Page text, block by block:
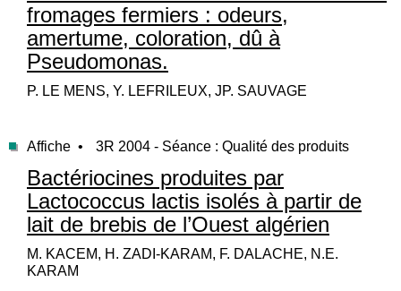
fromages fermiers : odeurs,
amertume, coloration, dû à
Pseudomonas.
P. LE MENS, Y. LEFRILEUX, JP. SAUVAGE
Affiche • 3R 2004 - Séance : Qualité des produits
Bactériocines produites par
Lactococcus lactis isolés à partir de
lait de brebis de l’Ouest algérien
M. KACEM, H. ZADI-KARAM, F. DALACHE, N.E.
KARAM